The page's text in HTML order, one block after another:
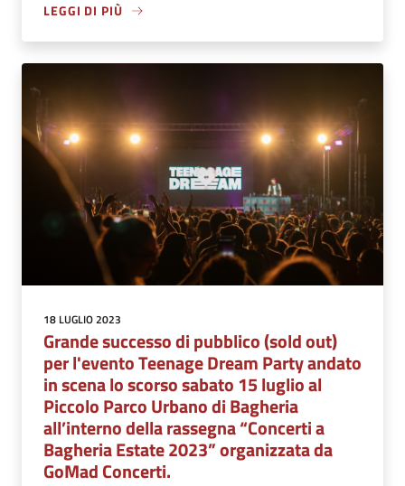
LEGGI DI PIÙ
18 LUGLIO 2023
Grande successo di pubblico (sold out)
per l'evento Teenage Dream Party andato
in scena lo scorso sabato 15 luglio al
Piccolo Parco Urbano di Bagheria
all’interno della rassegna “Concerti a
Bagheria Estate 2023” organizzata da
GoMad Concerti.